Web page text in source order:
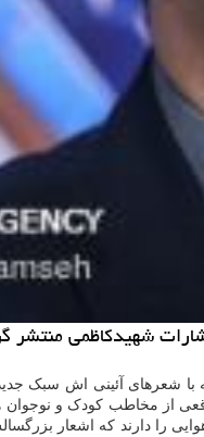
شهیدكاظمی منتشر
شعرهای آئینی اش سبک
از مخاطب کودک و
دارند که اشعار